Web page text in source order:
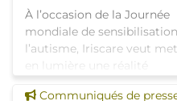
À l’occasion de la Journée
mondiale de
l’autisme, Iriscare veut
Voir cette news
Communiqués de